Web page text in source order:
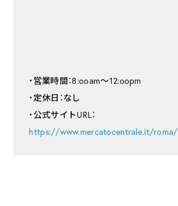
・営業時間：8:ooam〜12:oopm
・定休日：なし
・公式サイトURL：
https://www.mercatocentrale.it/roma/